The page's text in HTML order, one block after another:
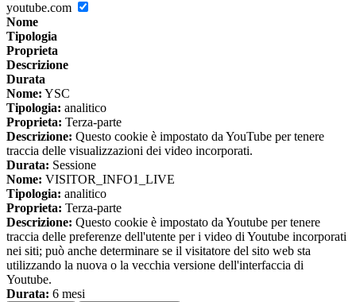
youtube.com
Nome
Tipologia
Proprieta
Descrizione
Durata
Nome: YSC
Tipologia: analitico
Proprieta: Terza-parte
Descrizione: Questo cookie è impostato da YouTube per tenere
traccia delle visualizzazioni dei video incorporati.
Durata: Sessione
Nome: VISITOR_INFO1_LIVE
Tipologia: analitico
Proprieta: Terza-parte
Descrizione: Questo cookie è impostato da Youtube per tenere
traccia delle preferenze dell'utente per i video di Youtube incorporati
nei siti; può anche determinare se il visitatore del sito web sta
utilizzando la nuova o la vecchia versione dell'interfaccia di
Youtube.
Durata: 6 mesi